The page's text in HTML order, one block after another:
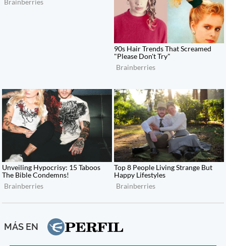
MÁS EN